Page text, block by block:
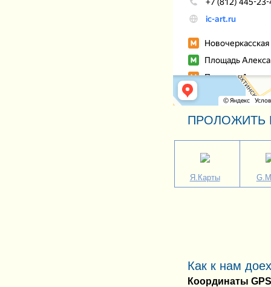
ПРОЛОЖИТЬ
Я.Карты
Как к нам
Координаты